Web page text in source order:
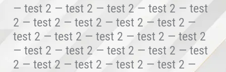
— test 2 — test 2 — test 2 — test 2 — test
2 — test 2 — test 2 — test 2 — test 2 —
test 2 — test 2 — test 2 — test 2 — test 2
— test 2 — test 2 — test 2 — test 2 — test
2 — test 2 — test 2 — test 2 — test 2 —